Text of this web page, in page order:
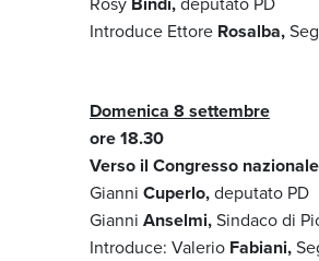
Introduce Ettore Rosalba,
Domenica 8 settembre
ore 18.30
Verso il Congresso
Gianni Cuperlo,deputato PD
Gianni Anselmi,Sindaco di
Introduce: Valerio Fabiani,